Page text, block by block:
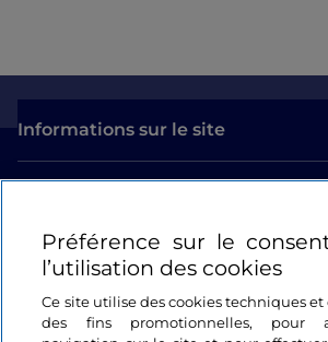
Informations sur le site
Se connecter
Suivez-nous
Préférence sur le
l’utilisation des cookies
Ce site utilise des cookies techniques
des fins promotionnelles, pour